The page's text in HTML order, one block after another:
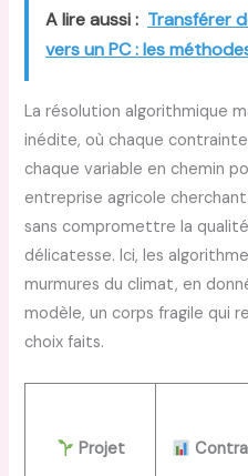
A lire aussi : Transférer
vers un PC : les
La résolution algorithmique
inédite, où chaque
chaque variable en chemin
entreprise agricole
sans compromettre la
délicatesse. Ici, les
murmures du climat, en
modèle, un corps fragile qui
choix faits.
Projet